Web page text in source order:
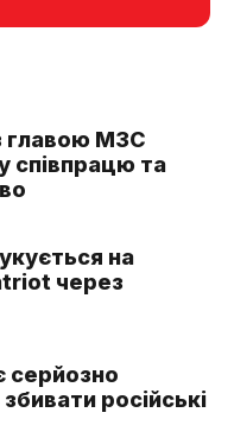
главою МЗС
співпрацю та
на
через
серйозно
російські